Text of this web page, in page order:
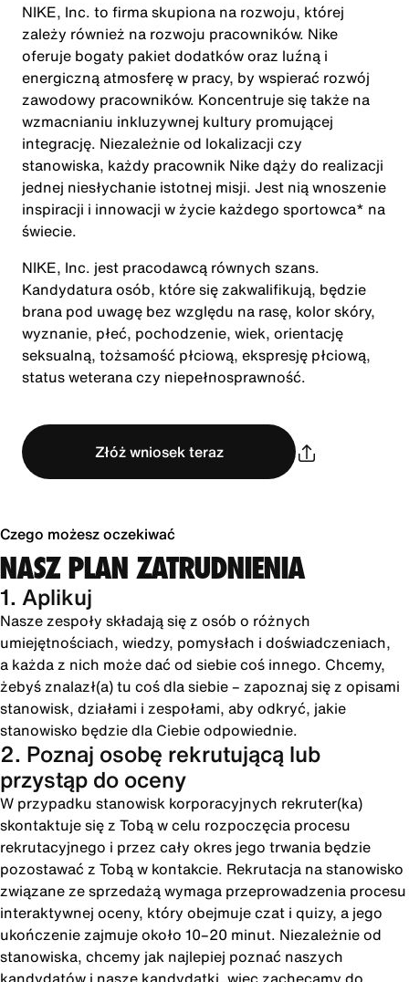
NIKE, Inc. to firma skupiona na rozwoju, której
zależy również na rozwoju pracowników. Nike
oferuje bogaty pakiet dodatków oraz luźną i
energiczną atmosferę w pracy, by wspierać rozwój
zawodowy pracowników. Koncentruje się także na
wzmacnianiu inkluzywnej kultury promującej
integrację. Niezależnie od lokalizacji czy
stanowiska, każdy pracownik Nike dąży do realizacji
jednej niesłychanie istotnej misji. Jest nią wnoszenie
inspiracji i innowacji w życie każdego sportowca* na
świecie.
NIKE, Inc. jest pracodawcą równych szans.
Kandydatura osób, które się zakwalifikują, będzie
brana pod uwagę bez względu na rasę, kolor skóry,
wyznanie, płeć, pochodzenie, wiek, orientację
seksualną, tożsamość płciową, ekspresję płciową,
status weterana czy niepełnosprawność.
Złóż wniosek teraz
Czego możesz oczekiwać
NASZ PLAN ZATRUDNIENIA
1. Aplikuj
Nasze zespoły składają się z osób o różnych
umiejętnościach, wiedzy, pomysłach i doświadczeniach,
a każda z nich może dać od siebie coś innego. Chcemy,
żebyś znalazł(a) tu coś dla siebie – zapoznaj się z opisami
stanowisk, działami i zespołami, aby odkryć, jakie
stanowisko będzie dla Ciebie odpowiednie.
2. Poznaj osobę rekrutującą lub
przystąp do oceny
W przypadku stanowisk korporacyjnych rekruter(ka)
skontaktuje się z Tobą w celu rozpoczęcia procesu
rekrutacyjnego i przez cały okres jego trwania będzie
pozostawać z Tobą w kontakcie. Rekrutacja na stanowisko
związane ze sprzedażą wymaga przeprowadzenia procesu
interaktywnej oceny, który obejmuje czat i quizy, a jego
ukończenie zajmuje około 10–20 minut. Niezależnie od
stanowiska, chcemy jak najlepiej poznać naszych